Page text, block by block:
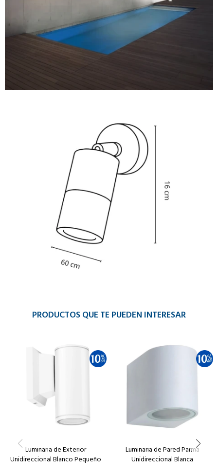
PRODUCTOS QUE TE PUEDEN INTERESAR
Luminaria de Exterior
Unidireccional Blanco Pequeño
Luminaria de Pared Parma
Unidireccional Blanca